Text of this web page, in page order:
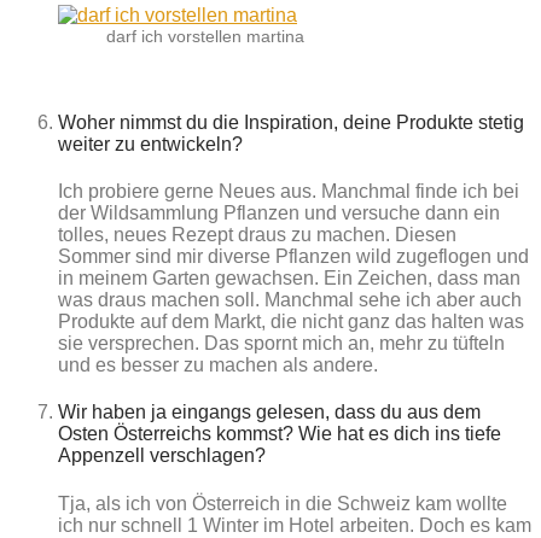
darf ich vorstellen martina
Woher nimmst du die Inspiration, deine Produkte stetig
weiter zu entwickeln?
Ich probiere gerne Neues aus. Manchmal finde ich bei
der Wildsammlung Pflanzen und versuche dann ein
tolles, neues Rezept draus zu machen. Diesen
Sommer sind mir diverse Pflanzen wild zugeflogen und
in meinem Garten gewachsen. Ein Zeichen, dass man
was draus machen soll. Manchmal sehe ich aber auch
Produkte auf dem Markt, die nicht ganz das halten was
sie versprechen. Das spornt mich an, mehr zu tüfteln
und es besser zu machen als andere.
Wir haben ja eingangs gelesen, dass du aus dem
Osten Österreichs kommst? Wie hat es dich ins tiefe
Appenzell verschlagen?
Tja, als ich von Österreich in die Schweiz kam wollte
ich nur schnell 1 Winter im Hotel arbeiten. Doch es kam